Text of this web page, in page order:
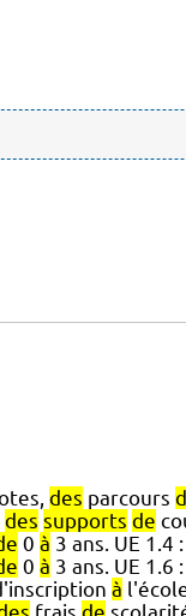
des parcours
des supports de
0 à 3 ans. UE
0 à 3 ans. UE
à